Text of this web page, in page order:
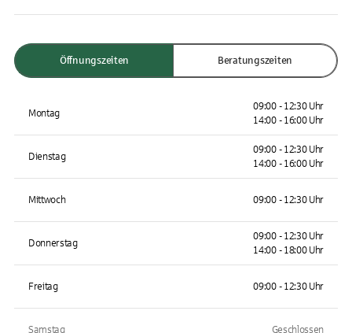
Öffnungszeiten Beratungszeiten
Montag
09:00 - 12:30 Uhr
14:00 - 16:00 Uhr
Dienstag
09:00 - 12:30 Uhr
14:00 - 16:00 Uhr
Mittwoch 09:00 - 12:30 Uhr
Donnerstag
09:00 - 12:30 Uhr
14:00 - 18:00 Uhr
Freitag 09:00 - 12:30 Uhr
Samstag Geschlossen